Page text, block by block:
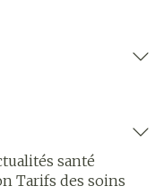
santé
Tarifs des soins